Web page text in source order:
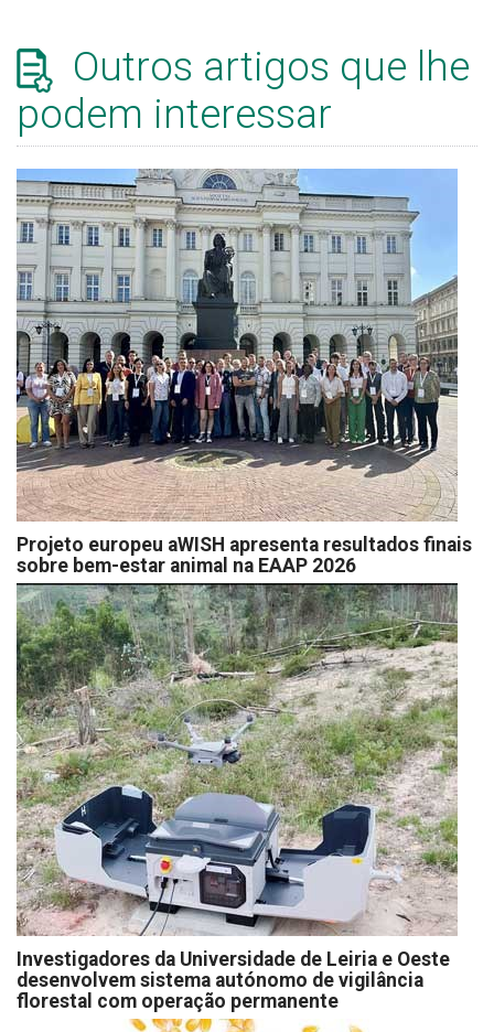
Outros artigos que lhe
podem interessar
Projeto europeu aWISH apresenta resultados finais
sobre bem-estar animal na EAAP 2026
Investigadores da Universidade de Leiria e Oeste
desenvolvem sistema autónomo de vigilância
florestal com operação permanente